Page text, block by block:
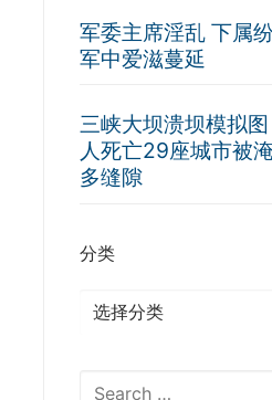
军委主席淫乱 下属
军中爱滋蔓延
三峡大坝溃坝模拟
人死亡29座城市被
多缝隙
分类
分
Search